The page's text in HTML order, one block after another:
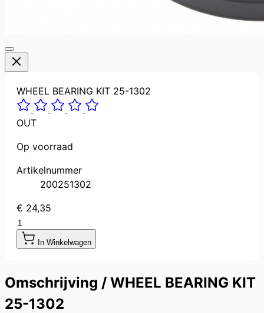
WHEEL BEARING KIT 25-1302
OUT
Op voorraad
Artikelnummer
200251302
€ 24,35
Aantal
In Winkelwagen
Omschrijving / WHEEL BEARING KIT
25-1302